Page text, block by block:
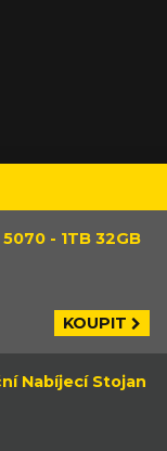
- 1TB 32GB
KOUPIT
Nabíjecí Stojan